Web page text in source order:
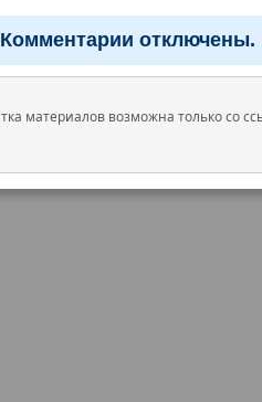
Комментарии отключены.
материалов возможна только со